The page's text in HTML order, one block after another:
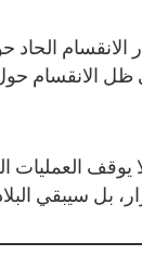
الحاد
ظل الانقسام
يوقف
بل سيبقي